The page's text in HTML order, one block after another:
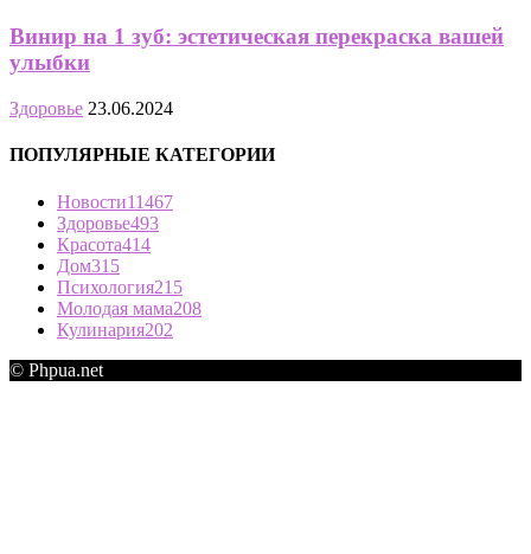
Винир на 1 зуб: эстетическая перекраска вашей
улыбки
Здоровье 23.06.2024
ПОПУЛЯРНЫЕ КАТЕГОРИИ
Новости11467
Здоровье493
Красота414
Дом315
Психология215
Молодая мама208
Кулинария202
© Phpua.net